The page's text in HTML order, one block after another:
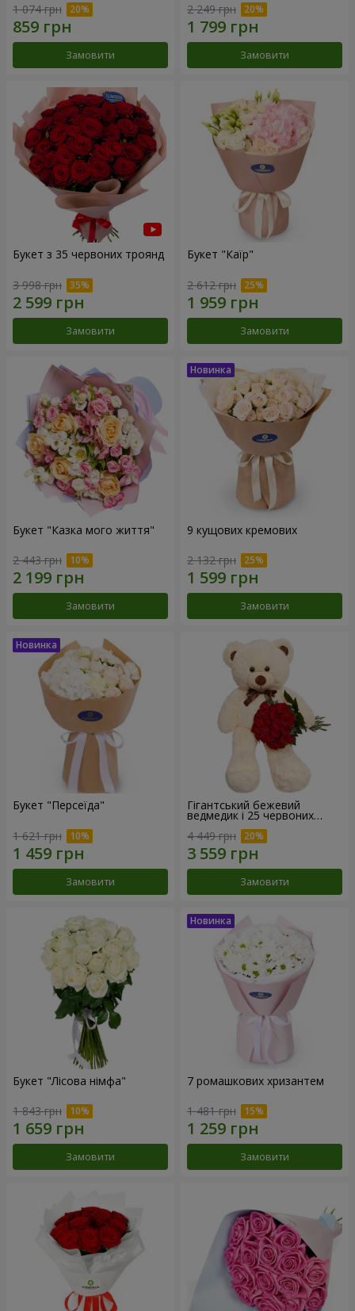
1 074 грн
Замовити
2 249 грн
Замовити
Букет з 35 червоних троянд
3 998 грн
Замовити
Букет "Каїр"
2 612 грн
Замовити
Букет "Казка мого життя"
2 443 грн
Замовити
9 кущових кремових
2 132 грн
Замовити
Букет "Персеїда"
1 621 грн
Замовити
Гігантський бежевий
ведмедик і 25 червоних
троянд
4 449 грн
Замовити
Букет "Лісова німфа"
1 843 грн
Замовити
7 ромашкових хризантем
1 481 грн
Замовити